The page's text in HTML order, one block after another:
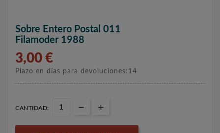
Sobre Entero Postal 011
Filamoder 1988
3,00 €
Plazo en días para devoluciones:14
CANTIDAD: